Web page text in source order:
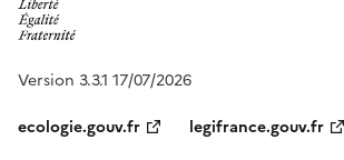
Version 3.3.1 17/07/2026
ecologie.gouv.fr
legifrance.gouv.fr